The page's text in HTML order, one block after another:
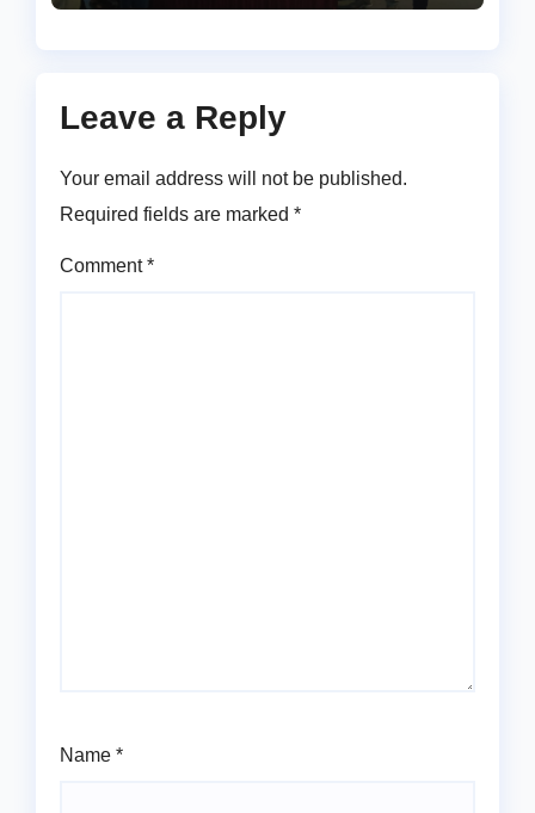
Leave a Reply
Your email address will not be published.
Required fields are marked *
Comment*
Name *